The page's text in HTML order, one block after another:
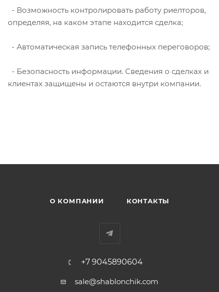
- Возможность контролировать работу риелторов,
определяя, на каком этапе находится сделка;
- Автоматическая запись телефонных переговоров;
- Безопасность информации. Сведения о сделках и
клиентах защищены и остаются внутри компании.
О КОМПАНИИ КОНТАКТЫ
+7 9045890604
sale@shablonchik.com